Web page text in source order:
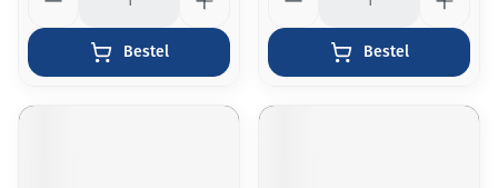
Bestel Bestel